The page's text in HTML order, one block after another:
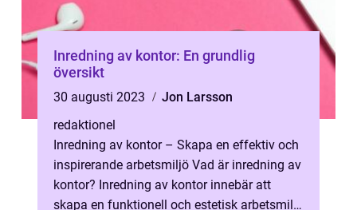
Inredning av kontor: En grundlig
översikt
30 augusti 2023
Jon Larsson
redaktionel
Inredning av kontor – Skapa en effektiv och
inspirerande arbetsmiljö Vad är inredning av
kontor? Inredning av kontor innebär att
skapa en funktionell och estetisk arbetsmiljö